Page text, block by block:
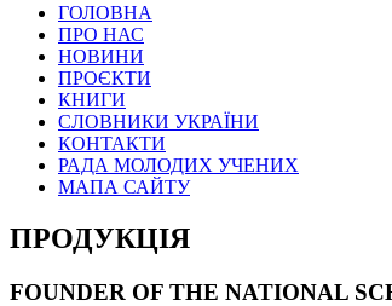
ГОЛОВНА
ПРО НАС
НОВИНИ
ПРОЄКТИ
КНИГИ
СЛОВНИКИ УКРАЇНИ
КОНТАКТИ
РАДА МОЛОДИХ УЧЕНИХ
МАПА САЙТУ
ПРОДУКЦІЯ
FOUNDER OF THE NATIONAL